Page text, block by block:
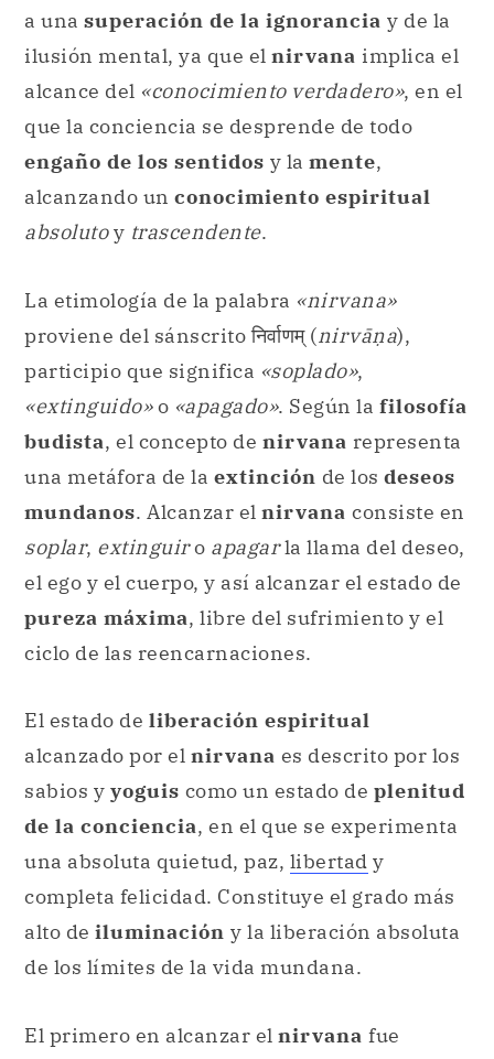
a una superación de la ignorancia y de la
ilusión mental, ya que el nirvana implica el
alcance del «conocimiento verdadero», en el
que la conciencia se desprende de todo
engaño de los sentidos y la mente,
alcanzando un conocimiento espiritual
absolutoy trascendente.
La etimología de la palabra «nirvana»
proviene del sánscrito निर्वाणम् (nirvāṇa),
participio que significa «soplado»,
«extinguido»o «apagado». Según la filosofía
budista, el concepto de nirvana representa
una metáfora de la extinción de los deseos
mundanos. Alcanzar el nirvana consiste en
soplar, extinguiro apagarla llama del deseo,
el ego y el cuerpo, y así alcanzar el estado de
pureza máxima, libre del sufrimiento y el
ciclo de las reencarnaciones.
El estado de liberación espiritual
alcanzado por el nirvana es descrito por los
sabios y yoguis como un estado de plenitud
de la conciencia, en el que se experimenta
una absoluta quietud, paz, libertad y
completa felicidad. Constituye el grado más
alto de iluminación y la liberación absoluta
de los límites de la vida mundana.
El primero en alcanzar el nirvana fue